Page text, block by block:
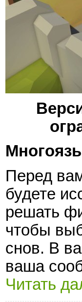
Перед
будете
решать
чтобы
снов. В
ваша
Читать